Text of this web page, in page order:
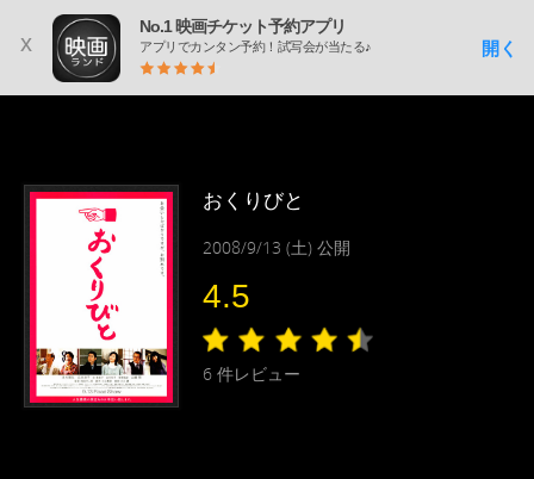
x
No.1 映画チケット予約アプリ
アプリでカンタン予約！試写会が当たる♪ 開く
おくりびと
2008/9/13 (土) 公開
4.5
6 件レビュー